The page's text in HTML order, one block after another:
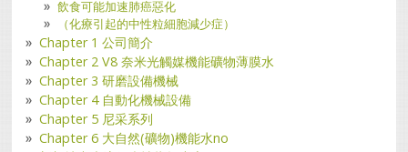
飲食可能加速肺癌惡化
（化療引起的中性粒細胞減少症）
Chapter 1 公司簡介
Chapter 2 V8 奈米光觸媒機能礦物薄膜水
Chapter 3 研磨設備機械
Chapter 4 自動化機械設備
Chapter 5 尼采系列
Chapter 6 大自然(礦物)機能水no